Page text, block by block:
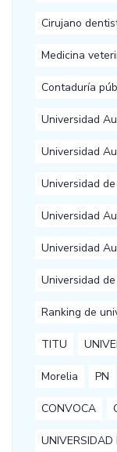
Cirujano
Medicina
Contaduría
Universidad
Universidad
Universidad
Universidad
Universidad
Universidad
Ranking de
TITU
Morelia PN
CONVOCA
UNIVERSIDAD